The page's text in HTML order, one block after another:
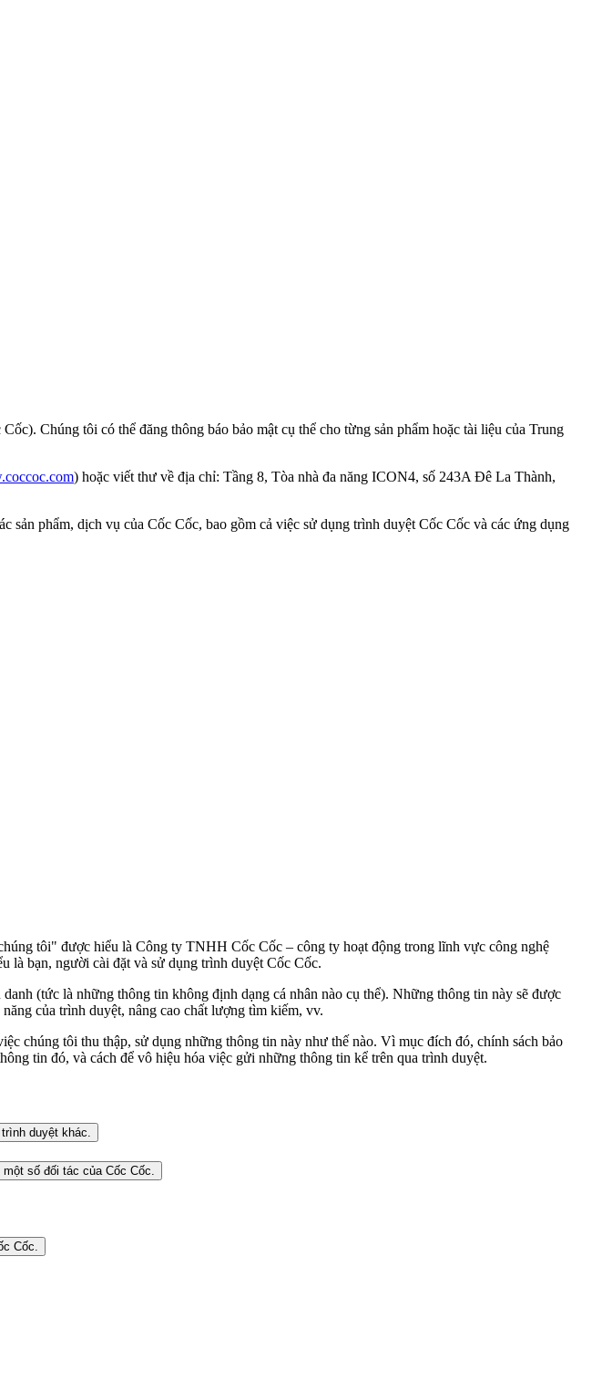
Chúng tôi có thể đăng thông báo bảo mật cụ thể cho từng sản phẩm hoặc tài liệu của Trung
) hoặc viết thư về địa chỉ: Tầng 8, Tòa nhà đa năng ICON4, số 243A Đê La Thành,
sản phẩm, dịch vụ của Cốc Cốc, bao gồm cả việc sử dụng trình duyệt Cốc Cốc và các ứng dụng
tôi" được hiểu là Công ty TNHH Cốc Cốc – công ty hoạt động trong lĩnh vực công nghệ
bạn, người cài đặt và sử dụng trình duyệt Cốc Cốc.
(tức là những thông tin không định dạng cá nhân nào cụ thể). Những thông tin này sẽ được
của trình duyệt, nâng cao chất lượng tìm kiếm, vv.
chúng tôi thu thập, sử dụng những thông tin này như thế nào. Vì mục đích đó, chính sách bảo
tin đó, và cách để vô hiệu hóa việc gửi những thông tin kể trên qua trình duyệt.
duyệt khác.
số đối tác của Cốc Cốc.
Cốc.